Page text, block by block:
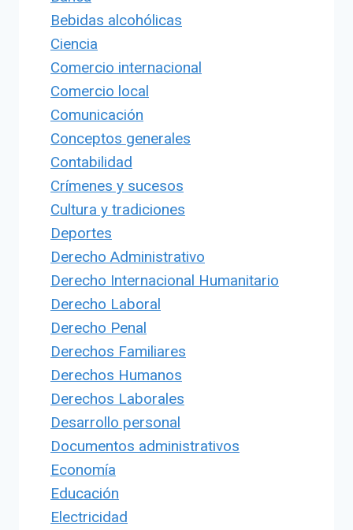
Bebidas alcohólicas
Ciencia
Comercio internacional
Comercio local
Comunicación
Conceptos generales
Contabilidad
Crímenes y sucesos
Cultura y tradiciones
Deportes
Derecho Administrativo
Derecho Internacional Humanitario
Derecho Laboral
Derecho Penal
Derechos Familiares
Derechos Humanos
Derechos Laborales
Desarrollo personal
Documentos administrativos
Economía
Educación
Electricidad